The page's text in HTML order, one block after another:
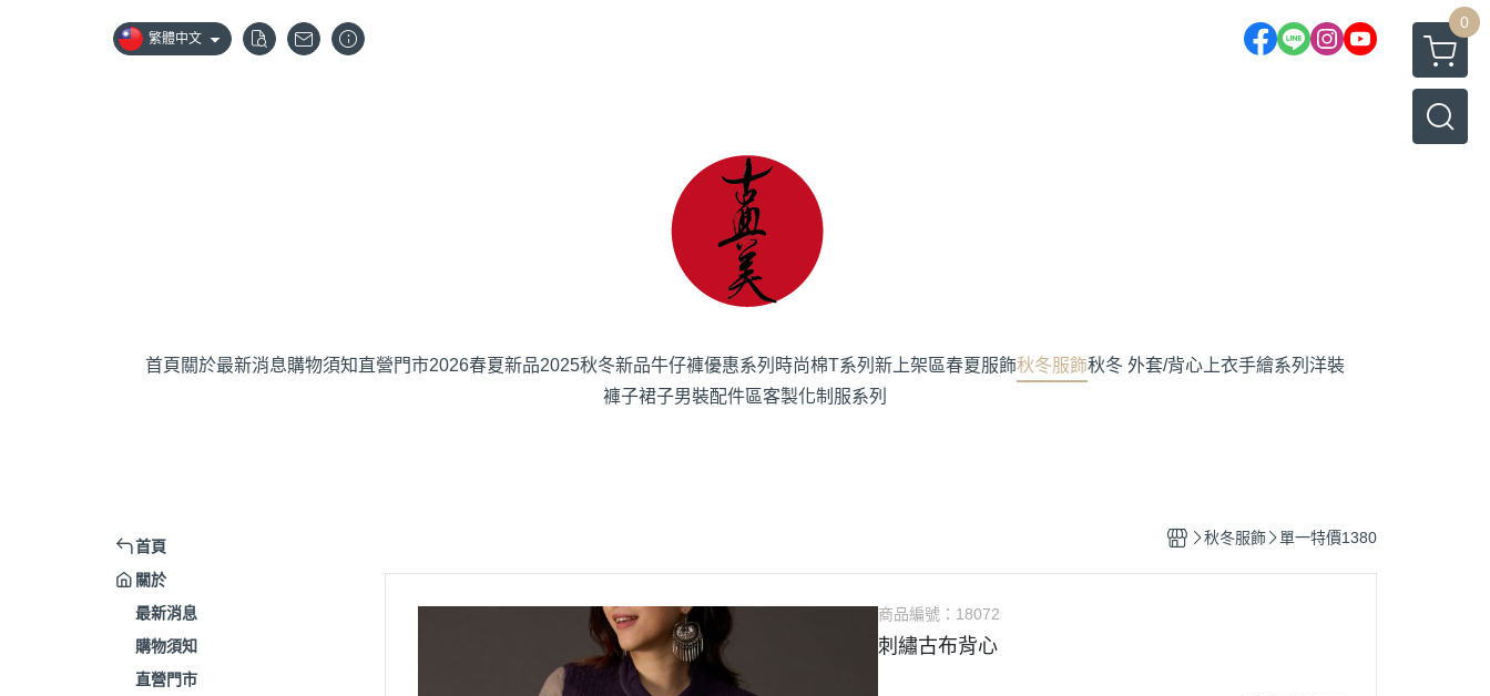
繁體中文
0
首頁 關於最新消息購物須知直營門市2026春夏新品2025秋冬新品牛仔褲優惠系列 時尚棉T系列 新上架區春夏服飾秋冬服飾秋冬 外套/背心 上衣手繪系列 洋裝
褲子裙子男裝配件區客製化制服系列
首頁
關於
最新消息
購物須知
直營門市
秋冬服飾 單一特價1380
商品編號： 18072
刺繡古布背心